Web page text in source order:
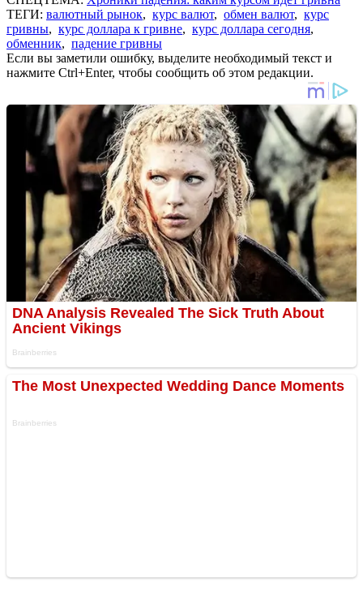
ТЕГИ: валютный рынок, курс валют, обмен валют, курс
гривны, курс доллара к гривне, курс доллара сегодня,
обменник, падение гривны
Если вы заметили ошибку, выделите необходимый текст и
нажмите Ctrl+Enter, чтобы сообщить об этом редакции.